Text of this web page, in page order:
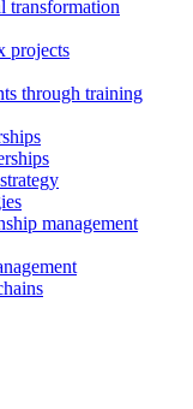
transformation
projects
through training
management